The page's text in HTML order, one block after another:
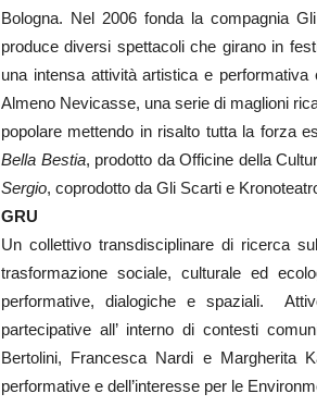
Bologna. Nel 2006 fonda la compagnia
produce diversi spettacoli che girano in
una intensa attività artistica e
Almeno Nevicasse, una serie di maglioni
popolare mettendo in risalto tutta la forza
Bella Bestia, prodotto da Officine della
Sergio, coprodotto da Gli Scarti e
GRU
Un collettivo transdisciplinare di ricerca
trasformazione sociale, culturale ed
performative, dialogiche e spaziali.
partecipative all’ interno di contesti
Bertolini, Francesca Nardi e Margherita
performative e dell’interesse per le